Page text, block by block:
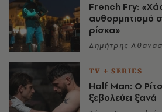
French Fry:
αυθορμητισμό
ρίσκα»
Δημήτρης
TV + SERIES
Half Man: Ο
ξεβολεύει ξανά